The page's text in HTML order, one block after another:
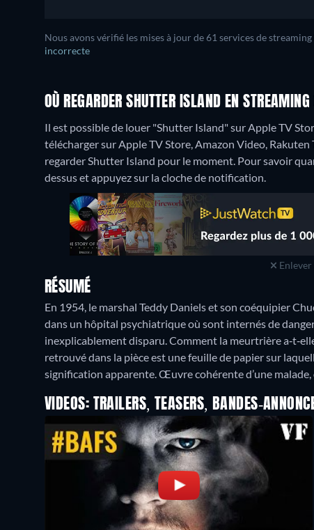
Nous avons vérifié les mises à jour de 61 services de
incorrecte
OÙ REGARDER SHUTTER ISLAND EN
Il est possible de louer "Shutter Island" sur Apple TV
télécharger sur Apple TV Store, Amazon Video, Rakuten
regarder Shutter Island pour le moment. Pour savoir
dessus et appuyez sur la cloche de notification.
RÉSUMÉ
En 1954, le marshal Teddy Daniels et son coéquipier
dans un hôpital psychiatrique où sont internés de
inexplicablement disparu. Comment la meurtrière
retrouvé dans la pièce est une feuille de papier sur
signification apparente. Œuvre cohérente d’une malade,
VIDEOS: TRAILERS, TEASERS, BANDES-